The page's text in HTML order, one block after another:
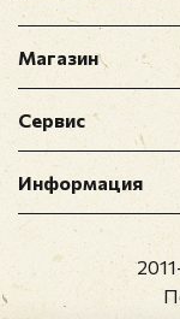
Магазин
Сервис
Информация